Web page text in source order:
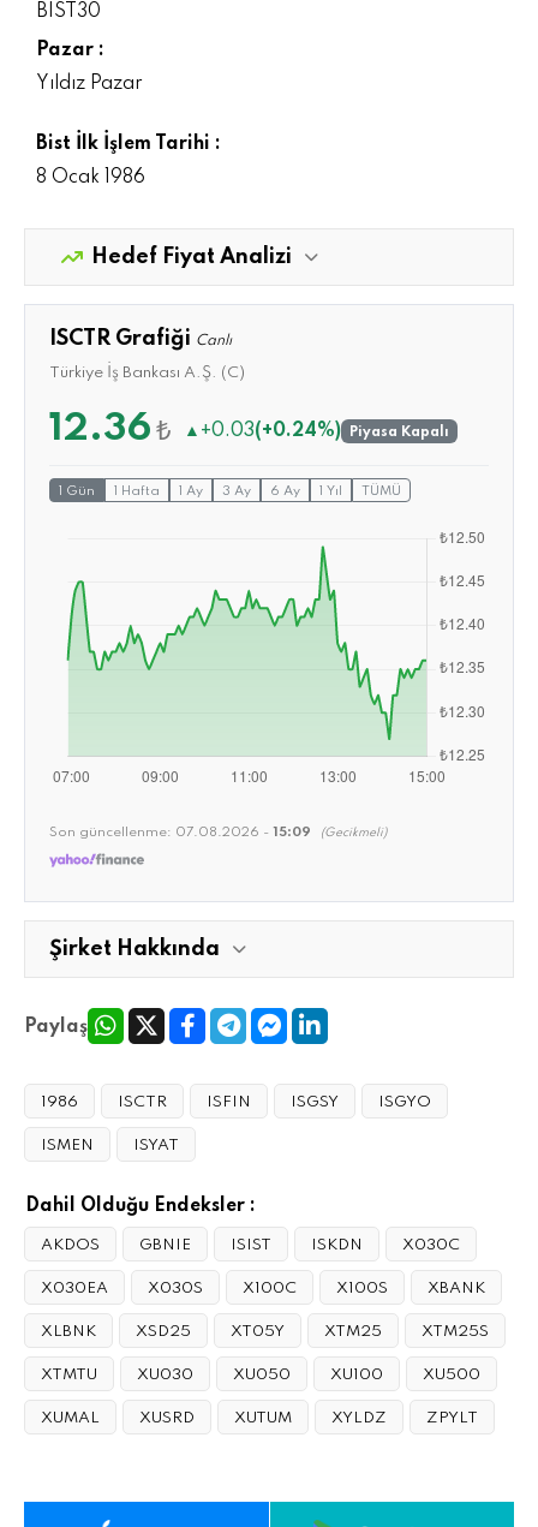
BIST30
Pazar :
Yıldız Pazar
Bist İlk İşlem Tarihi :
8 Ocak 1986
Hedef Fiyat Analizi
ISCTR Grafiği Canlı
Türkiye İş Bankası A.Ş. (C)
12.36 ₺ ▲ +0.03(+0.24%) Piyasa Kapalı
1 Gün 1 Hafta 1 Ay 3 Ay 6 Ay 1 Yıl TÜMÜ
Son güncellenme: 07.08.2026 - 15:09 (Gecikmeli)
Şirket Hakkında
Paylaş
1986 ISCTR ISFIN ISGSY ISGYO
ISMEN ISYAT
Dahil Olduğu Endeksler :
AKDOS GBNIE ISIST ISKDN X030C
X030EA X030S X100C X100S XBANK
XLBNK XSD25 XT05Y XTM25 XTM25S
XTMTU XU030 XU050 XU100 XU500
XUMAL XUSRD XUTUM XYLDZ ZPYLT